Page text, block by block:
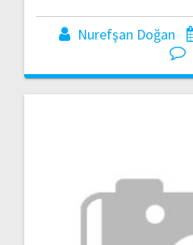
Nurefşan Doğan